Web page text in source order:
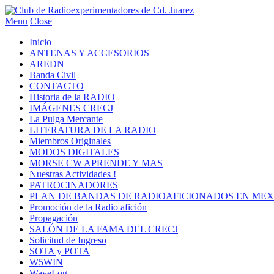
Menu Close
Inicio
ANTENAS Y ACCESORIOS
AREDN
Banda Civil
CONTACTO
Historia de la RADIO
IMÁGENES CRECJ
La Pulga Mercante
LITERATURA DE LA RADIO
Miembros Originales
MODOS DIGITALES
MORSE CW APRENDE Y MAS
Nuestras Actividades !
PATROCINADORES
PLAN DE BANDAS DE RADIOAFICIONADOS EN
Promoción de la Radio afición
Propagación
SALÓN DE LA FAMA DEL CRECJ
Solicitud de Ingreso
SOTA y POTA
W5WIN